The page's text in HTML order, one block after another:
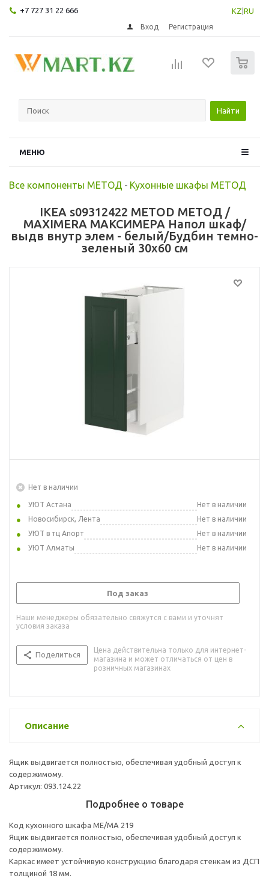
+7 727 31 22 666 KZ RU
Вход Регистрация
Найти
МЕНЮ
Все компоненты МЕТОД - Кухонные шкафы МЕТОД
IKEA s09312422 METOD МЕТОД /
MAXIMERA МАКСИМЕРА Напол шкаф/
выдв внутр элем - белый/Будбин темно-
зеленый 30x60 см
Нет в наличии
УЮТ Астана
Нет в наличии
Новосибирск, Лента
Нет в наличии
УЮТ в тц Апорт
Нет в наличии
УЮТ Алматы
Нет в наличии
Под заказ
Наши менеджеры обязательно свяжутся с вами и уточнят
условия заказа
Поделиться
Цена действительна только для интернет-
магазина и может отличаться от цен в
розничных магазинах
Описание
Ящик выдвигается полностью, обеспечивая удобный доступ к
содержимому.
Артикул: 093.124.22
Подробнее о товаре
Код кухонного шкафа ME/MA 219
Ящик выдвигается полностью, обеспечивая удобный доступ к
содержимому.
Каркас имеет устойчивую конструкцию благодаря стенкам из ДСП
толщиной 18 мм.